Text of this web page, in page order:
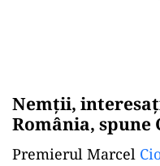
Nemții,
România, spune
Premierul Marcel